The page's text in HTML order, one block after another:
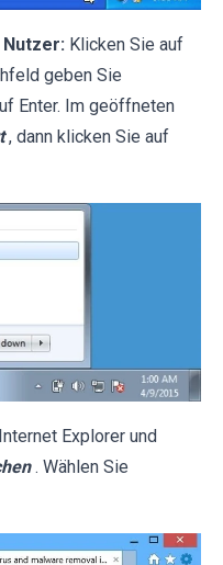
Nutzer: Klicken Sie auf
geben Sie
Enter. Im geöffneten
, dann klicken Sie auf
Explorer und
. Wählen Sie